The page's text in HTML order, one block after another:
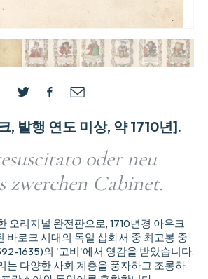
, 발행 연도 미상, 약 1710년].
oder neu
zwerchen Cabinet.
오리지널 완전판으로, 1710년경 아우크
바로크 시대의 독일 삽화서 중 최고봉 중
1635)의 '고비'에서 영감을 받았습니다.
는 다양한 사회 계층을 풍자하고 조롱하